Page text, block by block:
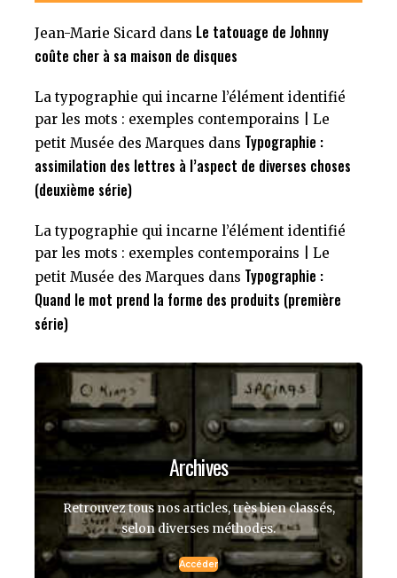
Jean-Marie Sicard dans Le tatouage de Johnny
coûte cher à sa maison de disques
La typographie qui incarne l’élément identifié
par les mots : exemples contemporains | Le
petit Musée des Marques dans Typographie :
assimilation des lettres à l’aspect de diverses choses
(deuxième série)
La typographie qui incarne l’élément identifié
par les mots : exemples contemporains | Le
petit Musée des Marques dans Typographie :
Quand le mot prend la forme des produits (première
série)
Archives
Retrouvez tous nos articles, très bien classés,
selon diverses méthodes.
Accéder